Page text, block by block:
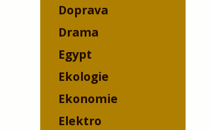
Doprava
Drama
Egypt
Ekologie
Ekonomie
Elektro